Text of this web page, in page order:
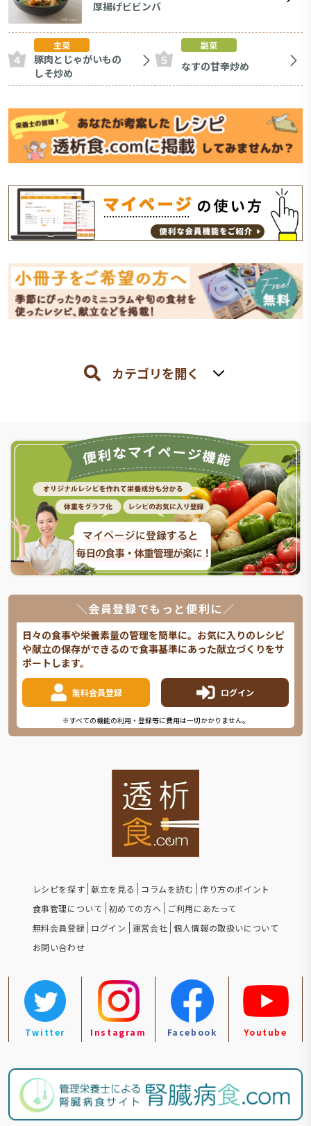
厚揚げビビンバ
主菜
豚肉とじゃがいもの
しそ炒め
副菜
なすの甘辛炒め
カテゴリを開く
＼会員登録でもっと便利に／
日々の食事や栄養素量の管理を簡単に。お気に入りのレシピ
や献立の保存ができるので食事基準にあった献立づくりをサ
ポートします。
無料会員登録 ログイン
※すべての機能の利用・登録等に費用は一切かかりません。
レシピを探す 献立を見る コラムを読む
作り方のポイント
食事管理について
初めての方へ
ご利用にあたって
無料会員登録 ログイン 運営会社 個人情報の取扱いについて
お問い合わせ
Twitter Instagram Facebook Youtube